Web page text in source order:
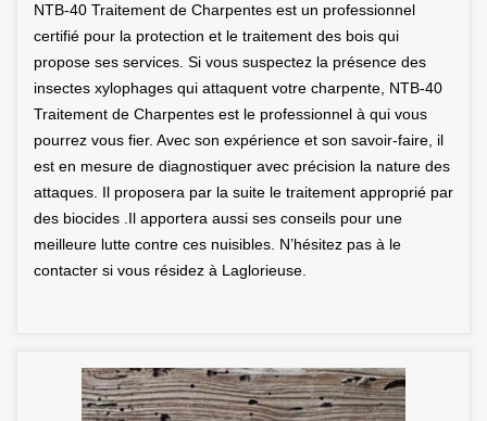
NTB-40 Traitement de Charpentes est un professionnel
certifié pour la protection et le traitement des bois qui
propose ses services. Si vous suspectez la présence des
insectes xylophages qui attaquent votre charpente, NTB-40
Traitement de Charpentes est le professionnel à qui vous
pourrez vous fier. Avec son expérience et son savoir-faire, il
est en mesure de diagnostiquer avec précision la nature des
attaques. Il proposera par la suite le traitement approprié par
des biocides .Il apportera aussi ses conseils pour une
meilleure lutte contre ces nuisibles. N’hésitez pas à le
contacter si vous résidez à Laglorieuse.